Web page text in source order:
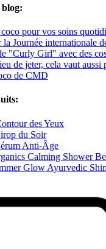
pour vos soins
Journée internationale
"Curly Girl" avec des
de jeter, cela vaut aussi
de CMD
des Yeux
du Soir
Anti-Âge
Calming Shower
Glow Ayurvedic